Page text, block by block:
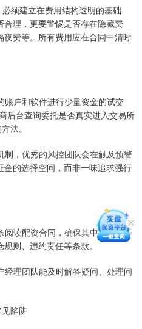
须建立在费用结构透明的基础
理，更要警惕是否存在隐藏费
费等。所有费用应在合同中清晰
账户和软件进行少量资金的试交
后台查询委托是否真实进入交易所
法。
制，优秀的风控团队会在触及预警
的选择空间，而非一味追求强行
阅读配资合同，确保其中权利义务
则、违约责任等条款。
经理团队能及时解答疑问、处理问
陷阱